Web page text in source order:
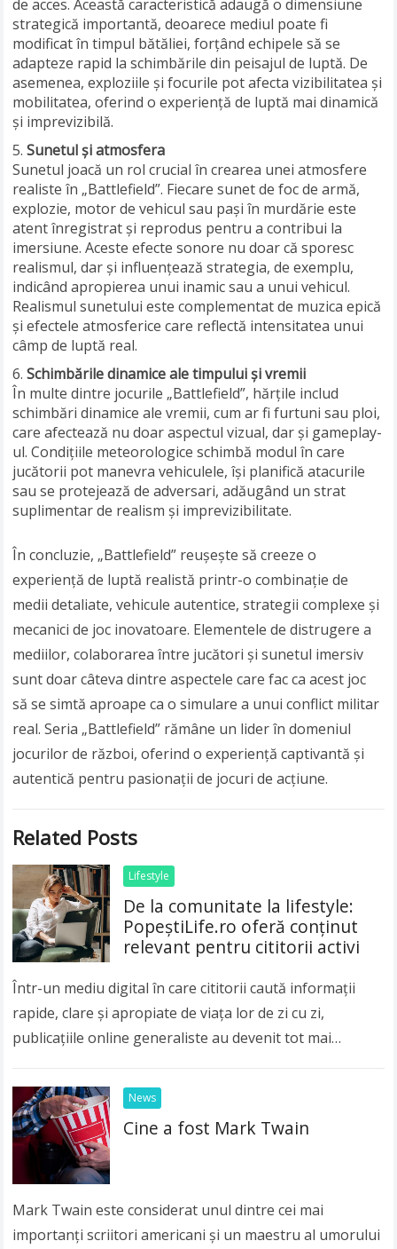
de acces. Această caracteristică adaugă o dimensiune
strategică importantă, deoarece mediul poate fi
modificat în timpul bătăliei, forțând echipele să se
adapteze rapid la schimbările din peisajul de luptă. De
asemenea, exploziile și focurile pot afecta vizibilitatea și
mobilitatea, oferind o experiență de luptă mai dinamică
și imprevizibilă.
Sunetul și atmosfera
Sunetul joacă un rol crucial în crearea unei atmosfere
realiste în „Battlefield”. Fiecare sunet de foc de armă,
explozie, motor de vehicul sau pași în murdărie este
atent înregistrat și reprodus pentru a contribui la
imersiune. Aceste efecte sonore nu doar că sporesc
realismul, dar și influențează strategia, de exemplu,
indicând apropierea unui inamic sau a unui vehicul.
Realismul sunetului este complementat de muzica epică
și efectele atmosferice care reflectă intensitatea unui
câmp de luptă real.
Schimbările dinamice ale timpului și vremii
În multe dintre jocurile „Battlefield”, hărțile includ
schimbări dinamice ale vremii, cum ar fi furtuni sau ploi,
care afectează nu doar aspectul vizual, dar și gameplay-
ul. Condițiile meteorologice schimbă modul în care
jucătorii pot manevra vehiculele, își planifică atacurile
sau se protejează de adversari, adăugând un strat
suplimentar de realism și imprevizibilitate.
În concluzie, „Battlefield” reușește să creeze o
experiență de luptă realistă printr-o combinație de
medii detaliate, vehicule autentice, strategii complexe și
mecanici de joc inovatoare. Elementele de distrugere a
mediilor, colaborarea între jucători și sunetul imersiv
sunt doar câteva dintre aspectele care fac ca acest joc
să se simtă aproape ca o simulare a unui conflict militar
real. Seria „Battlefield” rămâne un lider în domeniul
jocurilor de război, oferind o experiență captivantă și
autentică pentru pasionații de jocuri de acțiune.
Related Posts
Lifestyle
De la comunitate la lifestyle:
PopeștiLife.ro oferă conținut
relevant pentru cititorii activi
Într-un mediu digital în care cititorii caută informații
rapide, clare și apropiate de viața lor de zi cu zi,
publicațiile online generaliste au devenit tot mai
News
Cine a fost Mark Twain
Mark Twain este considerat unul dintre cei mai
importanți scriitori americani și un maestru al umorului